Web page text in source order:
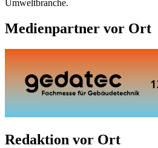
Umweltbranche.
Medienpartner vor Ort
Redaktion vor Ort